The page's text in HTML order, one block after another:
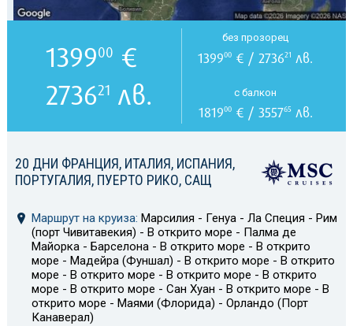
20 ДНИ ФРАНЦИЯ, ИТАЛИЯ, ИСПАНИЯ,
ПОРТУГАЛИЯ, ПУЕРТО РИКО, САЩ
Маршрут на круиза: Марсилия - Генуа - Ла Специя - Рим
(порт Чивитавекия) - В открито море - Палма де
Майорка - Барселона - В открито море - В открито
море - Мадейра (Фуншал) - В открито море - В открито
море - В открито море - В открито море - В открито
море - В открито море - Сан Хуан - В открито море - В
открито море - Маями (Флорида) - Орландо (Порт
Канаверал)
139900 €
273621 лв.
без прозорец
139900 € / 273621 лв.
с балкон
181900€ / 355765лв.